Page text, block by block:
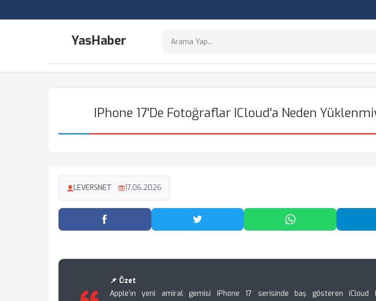
YasHaber
IPhone 17'de Fotoğraflar ICloud'a Neden
LEVERSNET 17.06.2026
Facebook'ta Paylaş Twitter'da Paylaş WhatsApp'ta
📌 Özet
Apple’ın yeni amiral gemisi iPhone 17 serisinde baş gösteren iCloud